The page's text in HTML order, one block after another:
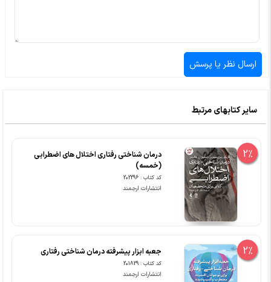
سایر کتابهای مرتبط
2%
درمان شناختی رفتاری اختلال های اضطرابی
(خمسه)
کد کتاب : 202296
انتشارات ارجمند
2% جعبه ابزار پیشرفته درمان شناختی رفتاری
کد کتاب : 201829
انتشارات ارجمند